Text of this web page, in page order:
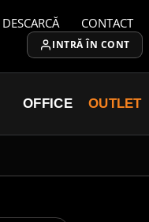
DESCARCĂ CONTACT
INTRĂ ÎN CONT
OFFICE OUTLET